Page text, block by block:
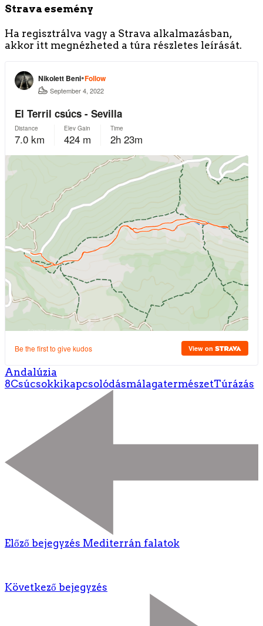
Strava esemény
Ha regisztrálva vagy a Strava alkalmazásban,
akkor itt megnézheted a túra részletes leírását.
Andalúzia
8CsúcsokkikapcsolódásmálagatermészetTúrázás
Előző bejegyzés Mediterrán falatok
Következő bejegyzés